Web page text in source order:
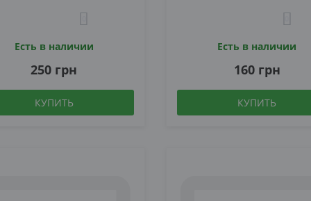
Есть в наличии
250 грн
КУПИТЬ
Есть в наличии
160 грн
КУПИТЬ